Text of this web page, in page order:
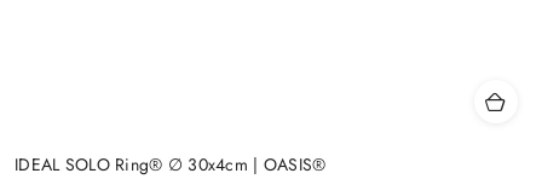
IDEAL SOLO Ring® ∅ 30x4cm | OASIS®